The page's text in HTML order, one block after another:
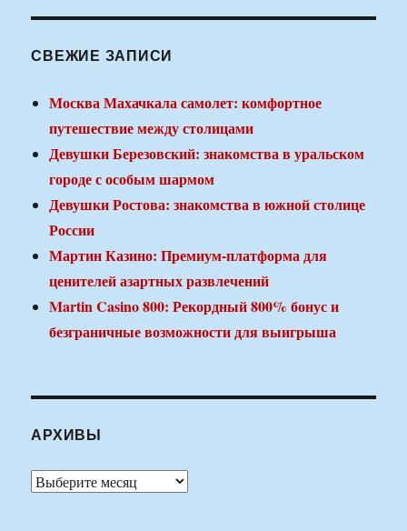
СВЕЖИЕ ЗАПИСИ
Москва Махачкала самолет: комфортное
путешествие между столицами
Девушки Березовский: знакомства в уральском
городе с особым шармом
Девушки Ростова: знакомства в южной столице
России
Мартин Казино: Премиум-платформа для
ценителей азартных развлечений
Martin Casino 800: Рекордный 800% бонус и
безграничные возможности для выигрыша
АРХИВЫ
Архивы